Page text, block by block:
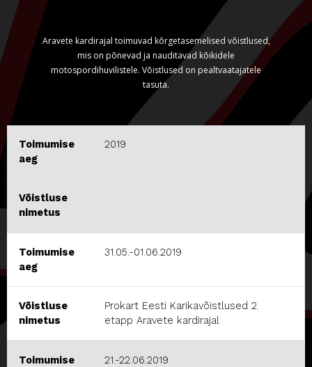
Aravete kardirajal toimuvad kõrgetasemelised võistlused,
mis on põnevad ja nauditavad kõikidele
motospordihuvilistele. Võistlused on pealtvaatajatele
tasuta.
Toimumise
aeg
2019
Võistluse
nimetus
Toimumise
aeg
31.05.-01.06.2019
Võistluse
nimetus
Prokart Eesti Karikavõistlused 2.
etapp Aravete kardirajal
Toimumise
21.-22.06.2019